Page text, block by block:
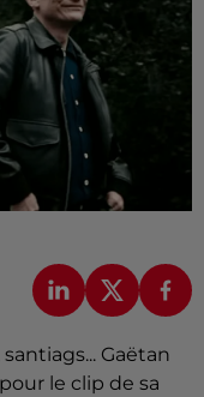
Gaëtan
le clip de sa